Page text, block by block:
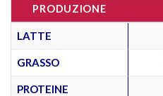
PRODUZIONE
LATTE
GRASSO
PROTEINE